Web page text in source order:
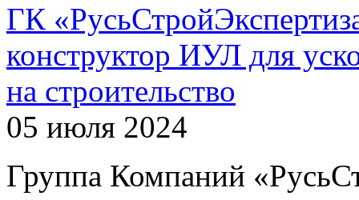
ГК
конструктор ИУЛ для
на строительство
05 июля 2024
Группа Компаний